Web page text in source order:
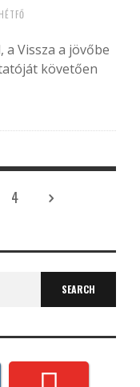
Vissza a jövőbe
követően
4